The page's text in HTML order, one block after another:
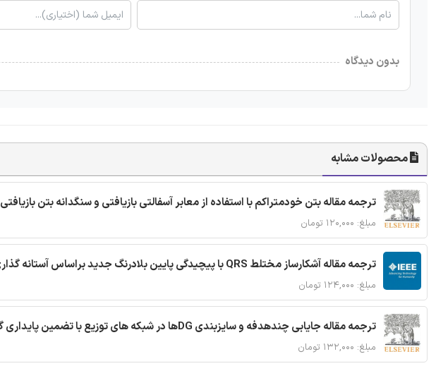
بدون دیدگاه
محصولات مشابه
ترجمه مقاله بتن خودمتراکم با استفاده از معابر آسفالتی بازیافتی و سنگدانه بتن بازیافتی
مبلغ: ۱۲۰,۰۰۰ تومان
ترجمه مقاله آشکارساز مختلط QRS با پیچیدگی پایین بلادرنگ جدید براساس آستانه گذاری تطبیقی
مبلغ: ۱۲۴,۰۰۰ تومان
ترجمه مقاله جایابی چندهدفه و سایزبندی DGها در شبکه های توزیع با تضمین پایداری گذرا
مبلغ: ۱۳۲,۰۰۰ تومان